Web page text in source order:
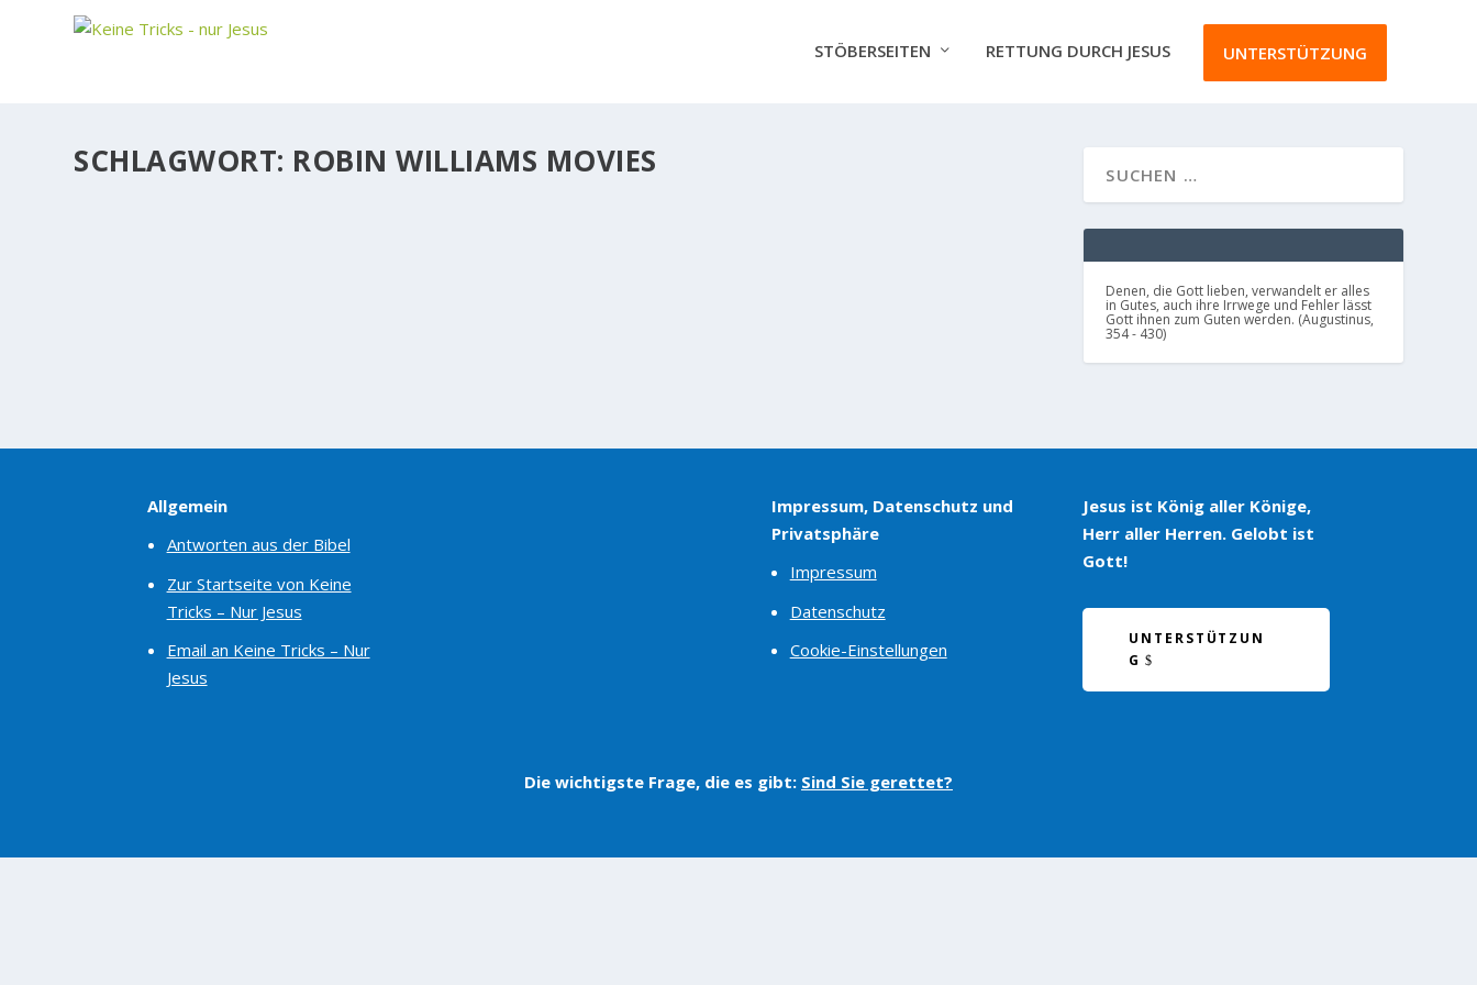
STÖBERSEITEN RETTUNG DURCH JESUS UNTERSTÜTZUNG
SCHLAGWORT: ROBIN WILLIAMS MOVIES
Denen, die Gott lieben, verwandelt er alles
in Gutes, auch ihre Irrwege und Fehler lässt
Gott ihnen zum Guten werden. (Augustinus,
354 - 430)
Allgemein
Antworten aus der Bibel
Zur Startseite von Keine
Tricks – Nur Jesus
Email an Keine Tricks – Nur
Jesus
Impressum, Datenschutz und
Privatsphäre
Impressum
Datenschutz
Cookie-Einstellungen
Jesus ist König aller Könige,
Herr aller Herren. Gelobt ist
Gott!
UNTERSTÜTZUN
G
Die wichtigste Frage, die es gibt: Sind Sie gerettet?